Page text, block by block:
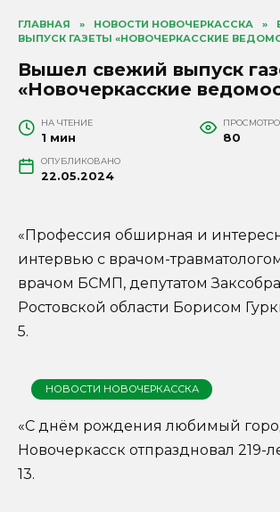
ГЛАВНАЯ » НОВОСТИ НОВОЧЕРКАССКА »
ВЫПУСК ГАЗЕТЫ «НОВОЧЕРКАССКИЕ
Вышел свежий выпуск
«Новочеркасские
НА ЧТЕНИЕ
1 мин 80
ОПУБЛИКОВАНО
22.05.2024
«Профессия обширная и
интервью с врачом-
врачом БСМП, депутатом
Ростовской области Борисом
5.
НОВОСТИ НОВОЧЕРКАССКА
«С днём рождения любимый
Новочеркасск отпраздновал 219-
13.